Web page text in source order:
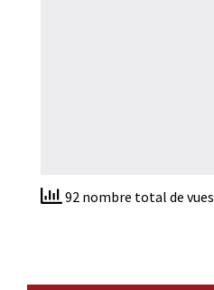
92 nombre total de vues